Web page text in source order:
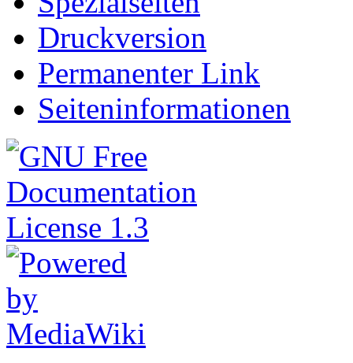
Druckversion
Permanenter Link
Seiteninformationen